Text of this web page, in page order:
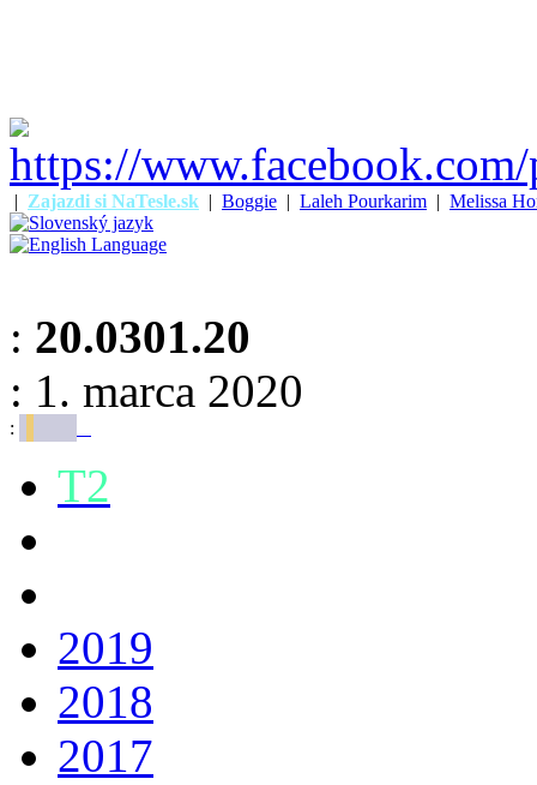
| Zajazdi si NaTesle.sk | Boggie | Laleh Pourkarim | Melissa
: 20.0301.20
: 1. marca 2020
:
T2
2019
2018
2017